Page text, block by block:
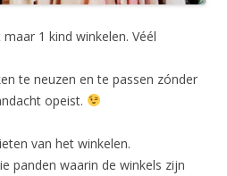
1 kind winkelen. Véél
te neuzen en te passen zónder
opeist.
van het winkelen.
panden waarin de winkels zijn